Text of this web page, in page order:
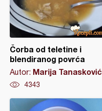
Čorba od teletine i
blendiranog povrća
Autor: Marija Tanasković
4343